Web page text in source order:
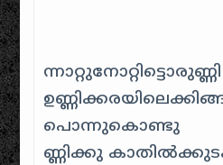
പൊന്നുകൊണ്ടു
ണ്ണിക്കു